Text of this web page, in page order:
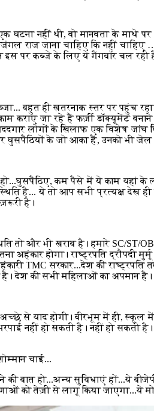
नहीं थी, वो मानवता के माथे
राज जाना चाहिए कि नहीं चाहिए
इस पर कब्जे के लिए ये गैंगवॉर चल
बहुत ही खतरनाक स्तर पर पहुंच
कराए जा रहे हैं फर्ज़ी डॉक्यूमेंट
लोगों के खिलाफ एक विशेष जांच
घुसपैठियों के जो आका हैं, उनको भी जेल
हो...घुसपैठिए, कम पैसे में ये काम
है... ये तो आप सभी प्रत्यक्ष देख
है।
तो और भी खराब है। हमारे SC/ST/
अहंकार होगा। राष्ट्रपति
TMC सरकार...देश की
देश की सभी महिलाओं का अपमान
से याद होगी। बीरभूम में ही, स्कूल में
भरपाई नहीं हो सकती है। नहीं हो
चाई...
की बात हो...अन्य सुविधाएं हों...ये
को तेज़ी से लागू किया जाएगा...ये